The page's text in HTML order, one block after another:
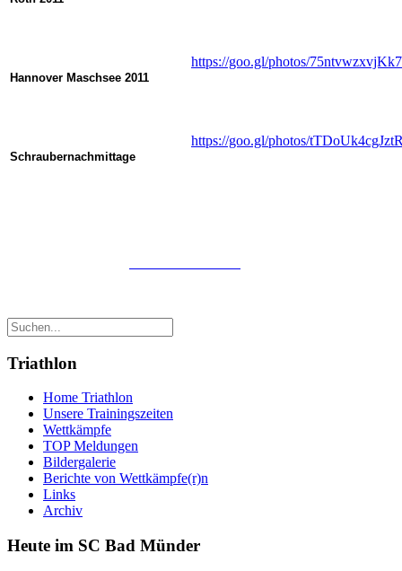
Hannover Maschsee 2011
https://goo.gl/photos/
Schraubernachmittage
https://goo.gl/photos/
Triathlon
Home Triathlon
Unsere Trainingszeiten
Wettkämpfe
TOP Meldungen
Bildergalerie
Berichte von Wettkämpfe(r)n
Links
Archiv
Heute im SC Bad Münder